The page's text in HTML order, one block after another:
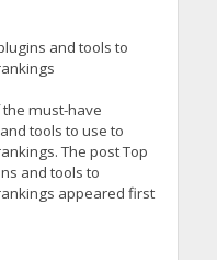
and tools to
the must-have
tools to use to
The post Top
and tools to
appeared first